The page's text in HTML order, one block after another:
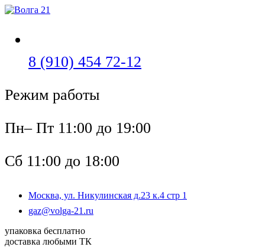
Перейти
8 (910) 454 72-12
Режим работы
Пн– Пт 11:00 до 19:00
Сб 11:00 до 18:00
Москва, ул. Никулинская д.23 к.4 стр 1
gaz@volga-21.ru
упаковка бесплатно
доставка любыми ТК